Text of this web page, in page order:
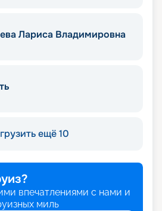
Лариса Владимировна
ещё 10
впечатлениями с нами и
миль